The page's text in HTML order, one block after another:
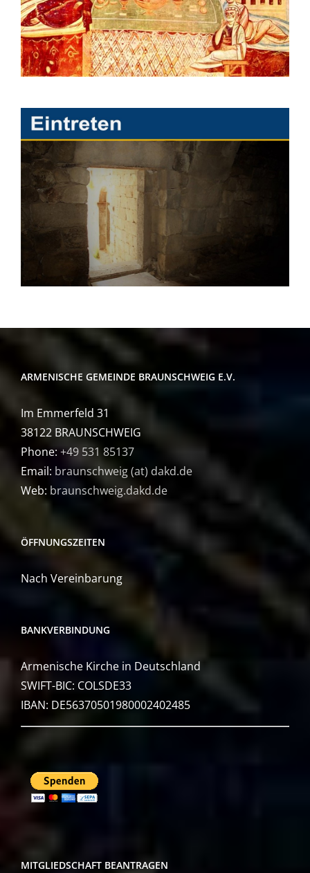
ARMENISCHE GEMEINDE BRAUNSCHWEIG E.V.
Im Emmerfeld 31
38122 BRAUNSCHWEIG
Phone:+49 531 85137
Email: braunschweig (at) dakd.de
Web: braunschweig.dakd.de
ÖFFNUNGSZEITEN
Nach Vereinbarung
BANKVERBINDUNG
Armenische Kirche in Deutschland
SWIFT-BIC: COLSDE33
IBAN: DE56370501980002402485
MITGLIEDSCHAFT BEANTRAGEN